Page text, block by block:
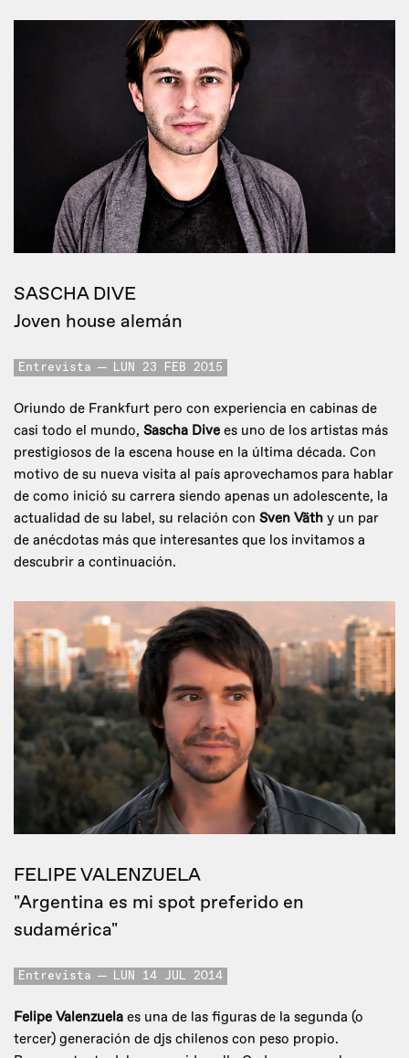
SASCHA DIVE
Joven house alemán
Entrevista LUN 23 FEB 2015
Oriundo de Frankfurt pero con experiencia en cabinas de
casi todo el mundo, Sascha Dive es uno de los artistas más
prestigiosos de la escena house en la última década. Con
motivo de su nueva visita al país aprovechamos para hablar
de como inició su carrera siendo apenas un adolescente, la
actualidad de su label, su relación con Sven Väth y un par
de anécdotas más que interesantes que los invitamos a
descubrir a continuación.
FELIPE VALENZUELA
"Argentina es mi spot preferido en
sudamérica"
Entrevista LUN 14 JUL 2014
Felipe Valenzuela es una de las figuras de la segunda (o
tercer) generación de djs chilenos con peso propio.